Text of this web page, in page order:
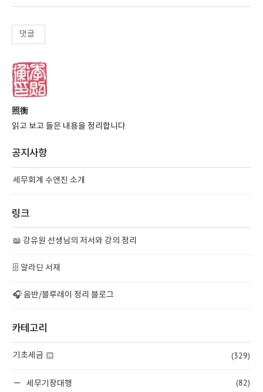
댓글
照衡
읽고 보고 들은 내용을 정리합니다
공지사항
세무회계 수앤진 소개
링크
📖 강유원 선생님의 저서와 강의 정리
🗄️ 알라딘 서재
🎧 음반/블루레이 정리 블로그
카테고리
기초세금 (329)
세무기장대행 (82)